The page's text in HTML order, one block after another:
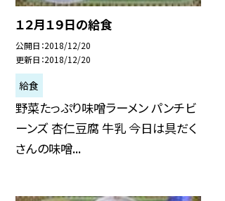
１２月１９日の給食
公開日 2018/12/20
更新日 2018/12/20
給食
野菜たっぷり味噌ラーメン パンチビ
ーンズ 杏仁豆腐 牛乳 今日は具だく
さんの味噌...